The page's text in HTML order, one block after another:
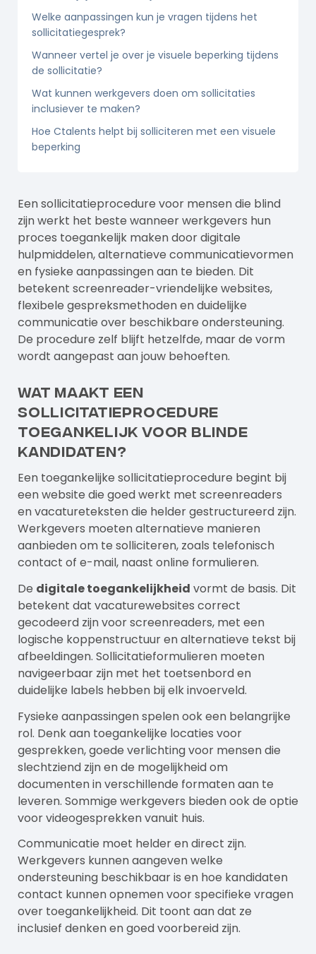
Welke aanpassingen kun je vragen tijdens het
sollicitatiegesprek?
Wanneer vertel je over je visuele beperking tijdens
de sollicitatie?
Wat kunnen werkgevers doen om sollicitaties
inclusiever te maken?
Hoe Ctalents helpt bij solliciteren met een visuele
beperking
Een sollicitatieprocedure voor mensen die blind
zijn werkt het beste wanneerwerkgevers hun
proces toegankelijk maken door digitale
hulpmiddelen, alternatieve communicatievormen
en fysieke aanpassingen aan te bieden. Dit
betekent screenreader-vriendelijke websites,
flexibele gespreksmethoden en duidelijke
communicatie over beschikbare ondersteuning.
De procedure zelf blijft hetzelfde, maar de vorm
wordt aangepast aan jouw behoeften.
Wat maakt een
sollicitatieprocedure
toegankelijk voor blinde
kandidaten?
Een toegankelijke sollicitatieprocedure begint bij
een website die goed werkt met screenreaders
en vacatureteksten die helder gestructureerd zijn.
Werkgevers moeten alternatieve manieren
aanbieden om te solliciteren, zoals telefonisch
contact of e-mail, naast online formulieren.
De digitale toegankelijkheid vormt de basis. Dit
betekent dat vacaturewebsites correct
gecodeerd zijn voor screenreaders, met een
logische koppenstructuur en alternatieve tekst bij
afbeeldingen. Sollicitatieformulieren moeten
navigeerbaar zijn met het toetsenbord en
duidelijke labels hebben bij elk invoerveld.
Fysieke aanpassingen spelen ook een belangrijke
rol. Denk aan toegankelijke locaties voor
gesprekken, goede verlichting voor mensen die
slechtziend zijn en de mogelijkheid om
documenten in verschillende formaten aan te
leveren. Sommige werkgevers bieden ook de optie
voor videogesprekken vanuit huis.
Communicatie moet helder en direct zijn.
Werkgevers kunnen aangeven welke
ondersteuning beschikbaar is en hoe kandidaten
contact kunnen opnemen voor specifieke vragen
over toegankelijkheid. Dit toont aan dat ze
inclusief denken en goed voorbereid zijn.